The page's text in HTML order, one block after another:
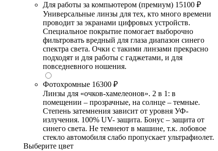
Для работы за компьютером (премиум) 15100 ₽
Универсальные линзы для тех, кто много времени
проводит за экранами цифровых устройств.
Специальное покрытие помогает выборочно
фильтровать вредный для глаза диапазон синего
спектра света. Очки с такими линзами прекрасно
подходят и для работы с гаджетами, и для
повседневного ношения.
Фотохромные 16300 ₽
Линзы для «очков-хамелеонов». 2 в 1: в
помещении – прозрачные, на солнце – темные.
Степень затемнения зависит от уровня УФ-
излучения. 100% UV- защита. Бонус – защита от
синего света. Не темнеют в машине, т.к. лобовое
стекло автомобиля слабо пропускает ультрафиолет.
Выберите цвет